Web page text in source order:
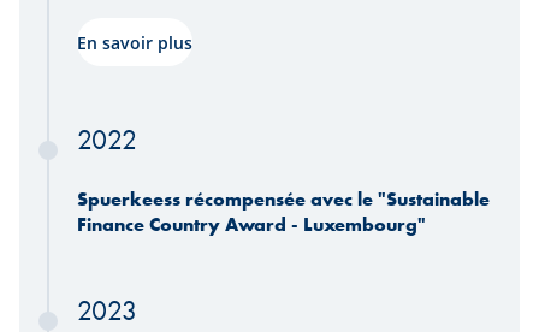
En savoir plus
2022
Spuerkeess récompensée avec le "Sustainable
Finance Country Award - Luxembourg"
2023